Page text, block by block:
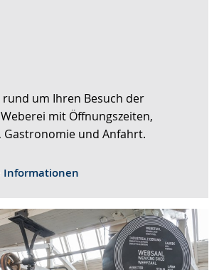
um Ihren Besuch der
mit Öffnungszeiten,
und Anfahrt.
Informationen